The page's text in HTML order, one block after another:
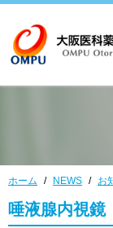
ホーム NEWS お
唾液腺内視